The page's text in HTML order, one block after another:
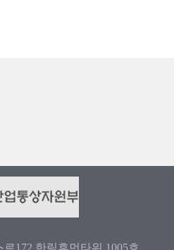
172 한림휴먼타워 1005호